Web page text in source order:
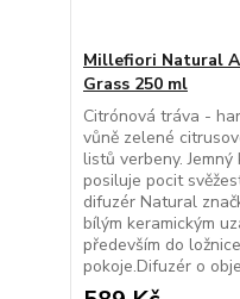
Millefiori Natural
Grass 250 ml
Citrónová tráva -
vůně zelené
listů verbeny.
posiluje pocit
difuzér Natural
bílým keramickým
především do
pokoje.Difuzér o